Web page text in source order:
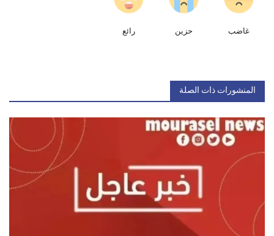
غاضب حزين رائع
المنشورات ذات الصلة